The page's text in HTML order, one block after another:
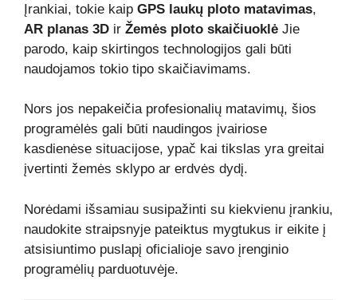
Įrankiai, tokie kaip GPS laukų ploto matavimas,
AR planas 3D ir Žemės ploto skaičiuoklė Jie
parodo, kaip skirtingos technologijos gali būti
naudojamos tokio tipo skaičiavimams.
Nors jos nepakeičia profesionalių matavimų, šios
programėlės gali būti naudingos įvairiose
kasdienėse situacijose, ypač kai tikslas yra greitai
įvertinti žemės sklypo ar erdvės dydį.
Norėdami išsamiau susipažinti su kiekvienu įrankiu,
naudokite straipsnyje pateiktus mygtukus ir eikite į
atsisiuntimo puslapį oficialioje savo įrenginio
programėlių parduotuvėje.